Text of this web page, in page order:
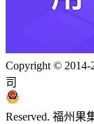
Copyright ©
司
Reserved. 福州果